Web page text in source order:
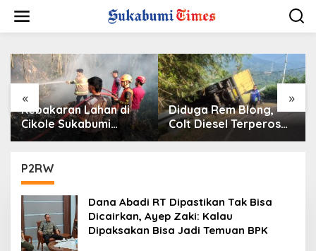
w
« »
Kebakaran Lahan di
Cikole Sukabumi
Diduga Dipicu
Api Nyaris Merambat
ke Permukiman
Diduga Rem Blong,
Colt Diesel Terperosok
di Tikungan Cikidang
P2RW
Dana Abadi RT Dipastikan Tak Bisa
Dicairkan, Ayep Zaki: Kalau
Dipaksakan Bisa Jadi Temuan BPK